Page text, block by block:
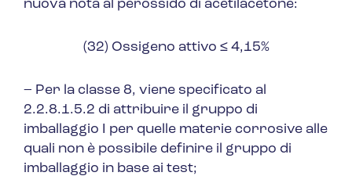
nuova nota al perossido di acetilacetone:
(32) Ossigeno attivo ≤ 4,15%
– Per la classe 8, viene specificato al
2.2.8.1.5.2 di attribuire il gruppo di
imballaggio I per quelle materie corrosive alle
quali non è possibile definire il gruppo di
imballaggio in base ai test;